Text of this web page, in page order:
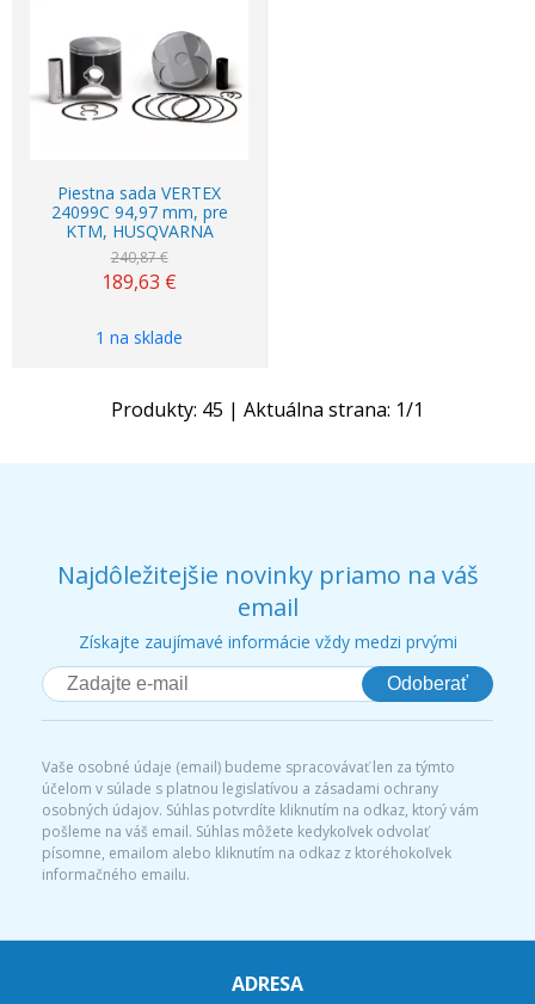
Piestna sada VERTEX
24099C 94,97 mm, pre
KTM, HUSQVARNA
240,87 €
189,63 €
1 na sklade
Produkty: 45 | Aktuálna strana: 1/1
Najdôležitejšie novinky priamo na váš
email
Získajte zaujímavé informácie vždy medzi prvými
Odoberať
Vaše osobné údaje (email) budeme spracovávať len za týmto
účelom v súlade s platnou legislatívou a zásadami ochrany
osobných údajov. Súhlas potvrdíte kliknutím na odkaz, ktorý vám
pošleme na váš email. Súhlas môžete kedykoľvek odvolať
písomne, emailom alebo kliknutím na odkaz z ktoréhokoľvek
informačného emailu.
ADRESA